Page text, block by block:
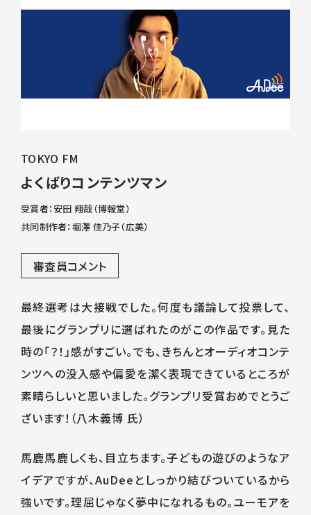
TOKYO FM
よくばりコンテンツマン
受賞者：安田 翔哉（博報堂）
共同制作者：堀澤 佳乃子（広美）
審査員コメント
最終選考は大接戦でした。何度も議論して投票して、
最後にグランプリに選ばれたのがこの作品です。見た
時の「？！」感がすごい。でも、きちんとオーディオコンテ
ンツへの没入感や偏愛を潔く表現できているところが
素晴らしいと思いました。グランプリ受賞おめでとうご
ざいます！（八木義博 氏）
馬鹿馬鹿しくも、目立ちます。子どもの遊びのようなア
イデアですが、AuDeeとしっかり結びついているから
強いです。理屈じゃなく夢中になれるもの。ユーモアを